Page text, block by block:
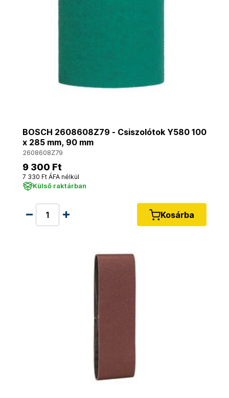
BOSCH 2608608Z79 - Csiszolótok Y580 100
x 285 mm, 90 mm
2608608Z79
9 300 Ft
7 330 Ft ÁFA nélkül
Külső raktárban
Kosárba